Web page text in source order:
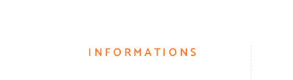
INFORMATIONS